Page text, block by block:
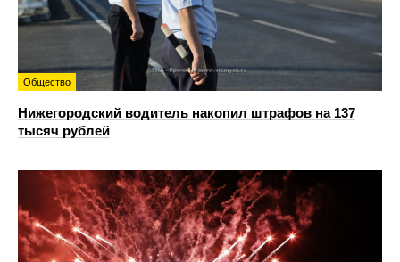
Общество
Нижегородский водитель накопил штрафов на 137
тысяч рублей